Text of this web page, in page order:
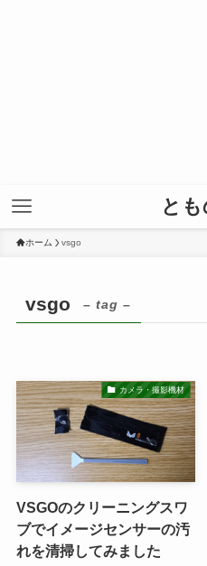
と
ホーム vsgo
vsgo – tag –
カメラ・撮影機材
VSGOのクリーニングスワ
ブでイメージセンサーの汚
れを清掃してみました